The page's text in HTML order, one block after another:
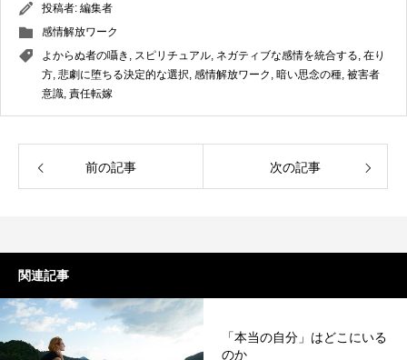
投稿者: 編集者
感情解放ワーク
よからぬ者の囁き , スピリチュアル, ネガティブな感情を統合する, 在り
方, 悲劇に堕ちる決定的な選択, 感情解放ワーク , 暗い思念の種, 被害者
意識, 責任転嫁
前の記事 次の記事
関連記事
「本当の自分」はどこにいる
のか